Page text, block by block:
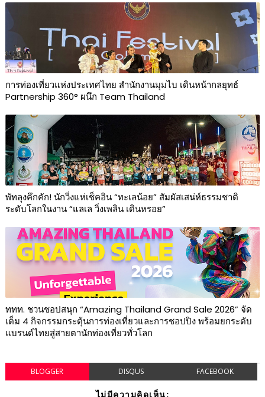
การท่องเที่ยวแห่งประเทศไทย สำนักงานมุมไบ เดินหน้ากลยุทธ์
Partnership 360° ผนึก Team Thailand
พัทลุงคึกคัก! นักวิ่งแห่เช็คอิน “ทะเลน้อย” สัมผัสเสน่ห์ธรรมชาติ
ระดับโลกในงาน “แลเล วิ่งเพลิน เดินหรอย”
ททท. ชวนชอปสนุก “Amazing Thailand Grand Sale 2026” จัด
เต็ม 4 กิจกรรมกระตุ้นการท่องเที่ยวและการชอปปิง พร้อมยกระดับ
แบรนด์ไทยสู่สายตานักท่องเที่ยวทั่วโลก
BLOGGER DISQUS FACEBOOK
ไม่มีความคิดเห็น: